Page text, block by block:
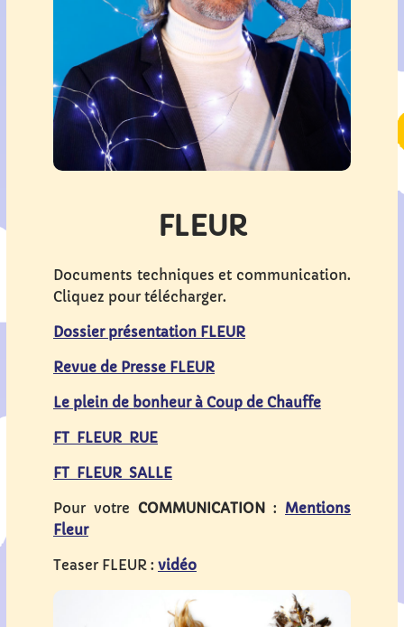
FLEUR
Documents techniques et communication.
Cliquez pour télécharger.
Dossier présentation FLEUR
Revue de Presse FLEUR
Le plein de bonheur à Coup de Chauffe
FT FLEUR RUE
FT FLEUR SALLE
Pour votre COMMUNICATION : Mentions
Fleur
Teaser FLEUR : vidéo